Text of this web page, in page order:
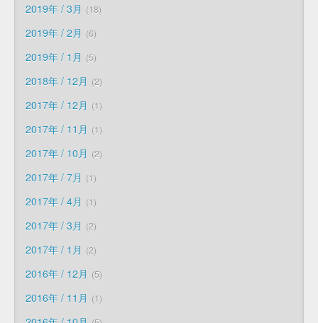
2019年 / 3月 18
2019年 / 2月 6
2019年 / 1月 5
2018年 / 12月 2
2017年 / 12月 1
2017年 / 11月 1
2017年 / 10月 2
2017年 / 7月 1
2017年 / 4月 1
2017年 / 3月 2
2017年 / 1月 2
2016年 / 12月 5
2016年 / 11月 1